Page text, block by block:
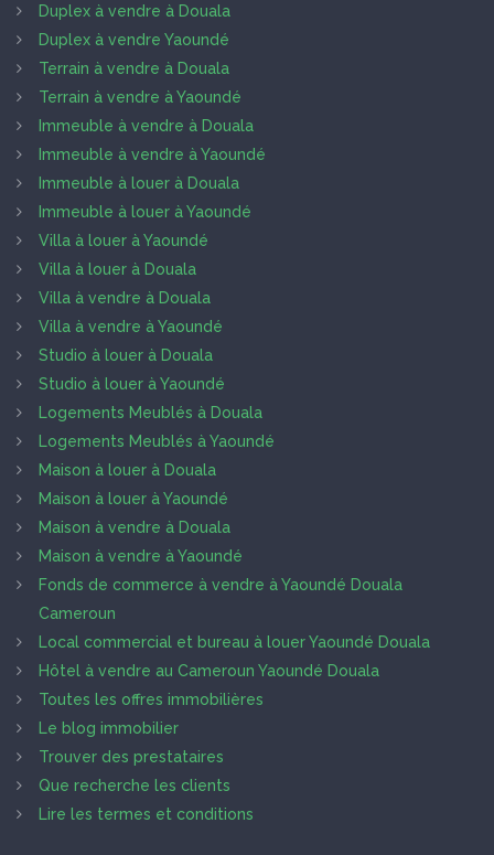
Duplex à vendre à Douala
Duplex à vendre Yaoundé
Terrain à vendre à Douala
Terrain à vendre à Yaoundé
Immeuble à vendre à Douala
Immeuble à vendre à Yaoundé
Immeuble à louer à Douala
Immeuble à louer à Yaoundé
Villa à louer à Yaoundé
Villa à louer à Douala
Villa à vendre à Douala
Villa à vendre à Yaoundé
Studio à louer à Douala
Studio à louer à Yaoundé
Logements Meublés à Douala
Logements Meublés à Yaoundé
Maison à louer à Douala
Maison à louer à Yaoundé
Maison à vendre à Douala
Maison à vendre à Yaoundé
Fonds de commerce à vendre à Yaoundé Douala
Cameroun
Local commercial et bureau à louer Yaoundé Douala
Hôtel à vendre au Cameroun Yaoundé Douala
Toutes les offres immobilières
Le blog immobilier
Trouver des prestataires
Que recherche les clients
Lire les termes et conditions